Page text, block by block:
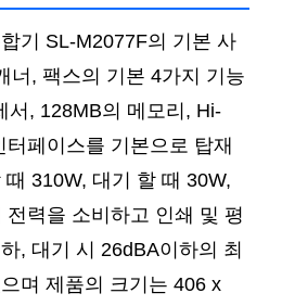
기 SL-M2077F의 기본 사
너, 팩스의 기본 4가지 기능
서, 128MB의 메모리, Hi-
페이스를 기본으로 탑재
310W, 대기 할 때 30W,
력을 소비하고 인쇄 및 평
, 대기 시 26dBA이하의 최
며 제품의 크기는 406 x